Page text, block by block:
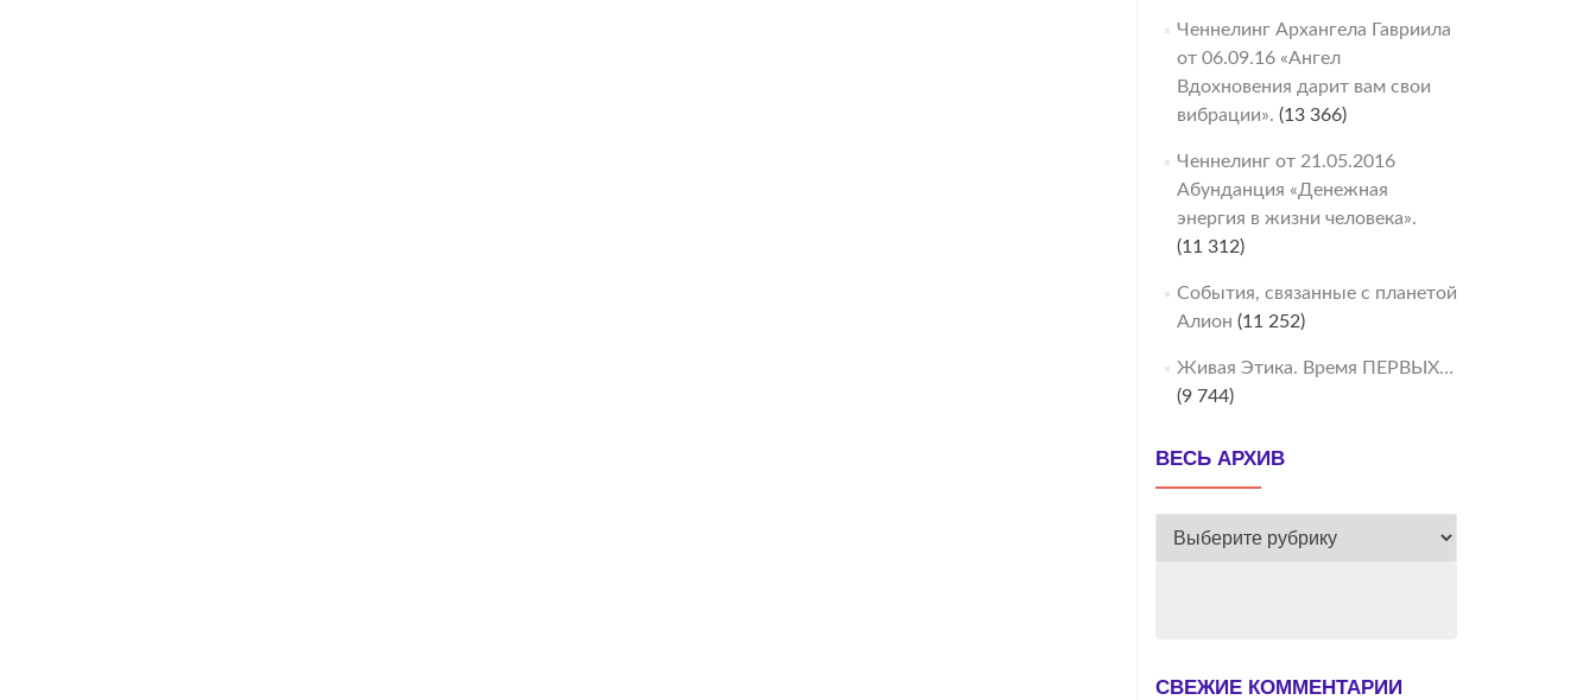
Ченнелинг Архангела Гавриила
от 06.09.16 «Ангел
Вдохновения дарит вам свои
вибрации». (13 366)
Ченнелинг от 21.05.2016
Абунданция «Денежная
энергия в жизни человека».
(11 312)
События, связанные с планетой
Алион (11 252)
Живая Этика. Время ПЕРВЫХ…
(9 744)
ВЕСЬ АРХИВ
ВЕСЬ
СВЕЖИЕ КОММЕНТАРИИ